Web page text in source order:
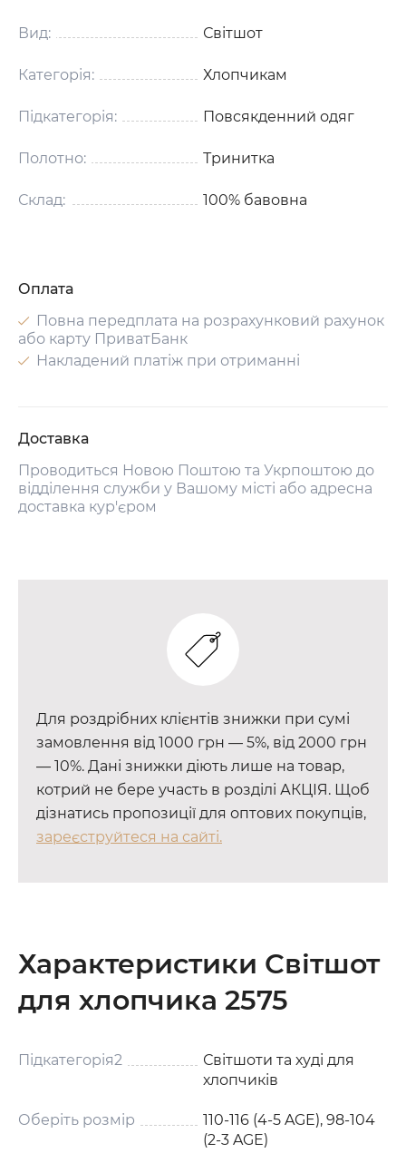
Вид: Світшот
Категорія: Хлопчикам
Підкатегорія: Повсякденний одяг
Полотно: Тринитка
Склад: 100% бавовна
Оплата
Повна передплата на розрахунковий рахунок
або карту ПриватБанк
Накладений платіж при отриманні
Доставка
Проводиться Новою Поштою та Укрпоштою до
відділення служби у Вашому місті або адресна
доставка кур'єром
Для роздрібних клієнтів знижки при сумі
замовлення від 1000 грн — 5%, від 2000 грн
— 10%. Дані знижки діють лише на товар,
котрий не бере участь в розділі АКЦІЯ. Щоб
дізнатись пропозиції для оптових покупців,
зареєструйтеся на сайті.
Характеристики Світшот
для хлопчика 2575
Підкатегорія2
Світшоти та худі для
хлопчиків
Оберіть розмір
110-116 (4-5 AGE), 98-104
(2-3 AGE)